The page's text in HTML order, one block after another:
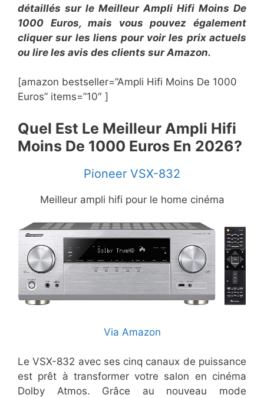
détaillés sur le Meilleur Ampli Hifi Moins De
1000 Euros, mais vous pouvez également
cliquer sur les liens pour voir les prix actuels
ou lire les avis des clients sur Amazon.
[amazon bestseller=”Ampli Hifi Moins De 1000
Euros” items=”10″ ]
Quel Est Le Meilleur Ampli Hifi
Moins De 1000 Euros En 2026?
Pioneer VSX-832
Meilleur ampli hifi pour le home cinéma
Via Amazon
Le VSX-832 avec ses cinq canaux de puissance
est prêt à transformer votre salon en cinéma
Dolby Atmos. Grâce au nouveau mode